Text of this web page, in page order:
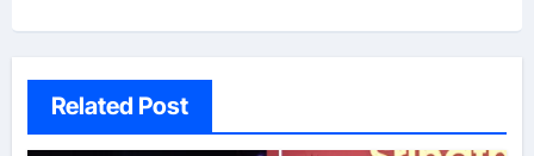
Related Post